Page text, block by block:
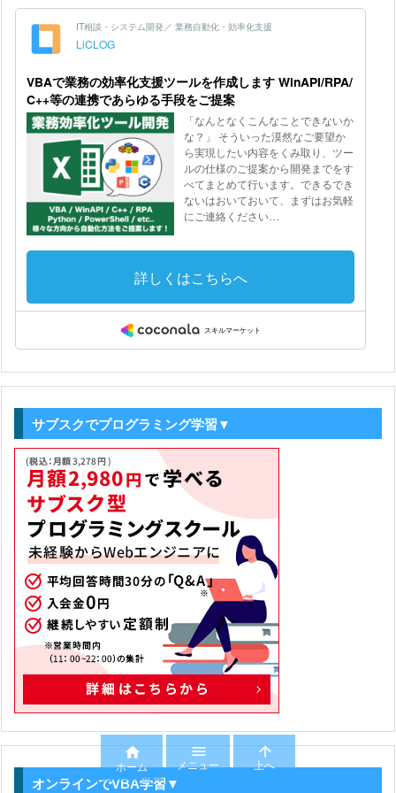
サブスクでプログラミング学習▼
オンラインでVBA学習▼

ホーム

メニュー

上へ